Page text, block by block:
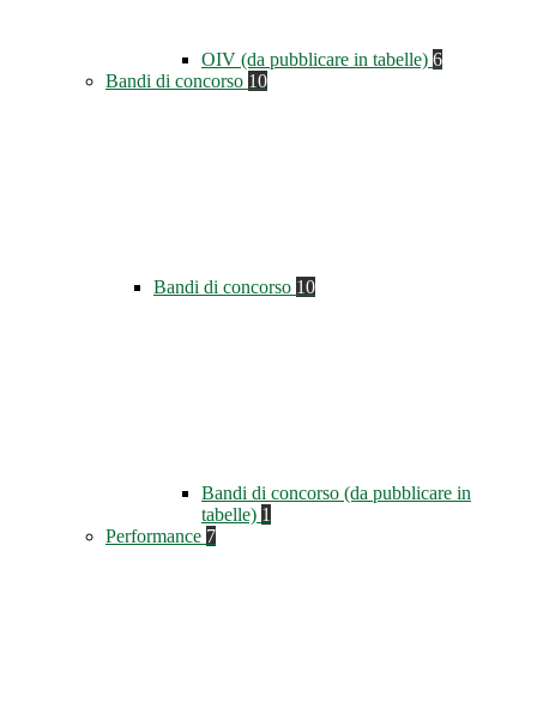
OIV (da pubblicare in tabelle) 6
Bandi di concorso 10
Bandi di concorso 10
Bandi di concorso (da pubblicare in
tabelle) 1
Performance 7